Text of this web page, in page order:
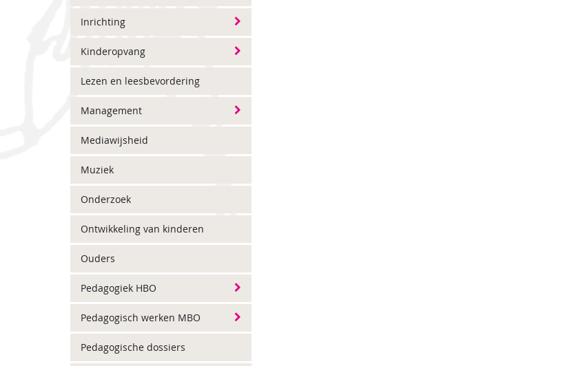
Inrichting
Kinderopvang
Lezen en leesbevordering
Management
Mediawijsheid
Muziek
Onderzoek
Ontwikkeling van kinderen
Ouders
Pedagogiek HBO
Pedagogisch werken MBO
Pedagogische dossiers